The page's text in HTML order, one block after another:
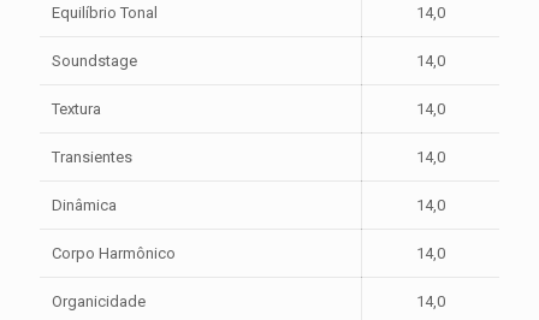
Equilíbrio Tonal 14,0
Soundstage 14,0
Textura 14,0
Transientes 14,0
Dinâmica 14,0
Corpo Harmônico 14,0
Organicidade 14,0